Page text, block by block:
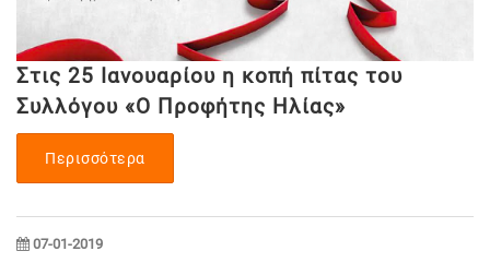
Στις 25 Ιανουαρίου η κοπή πίτας του
Συλλόγου «Ο Προφήτης Ηλίας»
Περισσότερα
07-01-2019